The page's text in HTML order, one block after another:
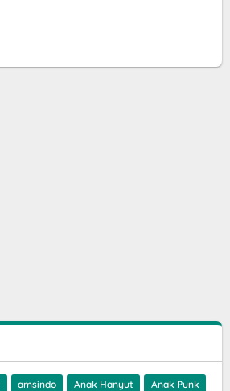
amsindo Anak Hanyut Anak Punk